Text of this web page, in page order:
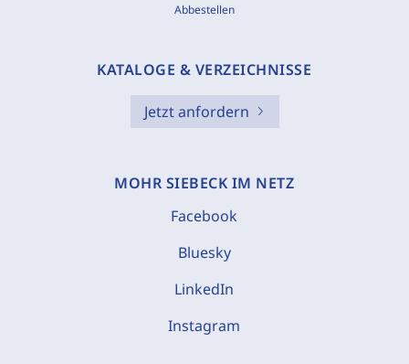
Abbestellen
KATALOGE & VERZEICHNISSE
Jetzt anfordern
MOHR SIEBECK IM NETZ
Facebook
Bluesky
LinkedIn
Instagram